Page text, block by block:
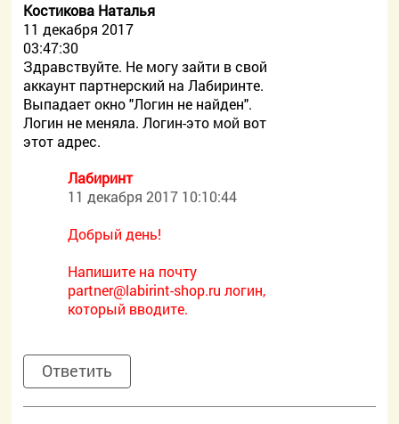
Костикова Наталья
11 декабря 2017
03:47:30
Здравствуйте. Не могу зайти в свой
аккаунт партнерский на Лабиринте.
Выпадает окно "Логин не найден".
Логин не меняла. Логин-это мой вот
этот адрес.
Лабиринт
11 декабря 2017 10:10:44
Добрый день!
Напишите на почту
partner@labirint-shop.ru логин,
который вводите.
Ответить